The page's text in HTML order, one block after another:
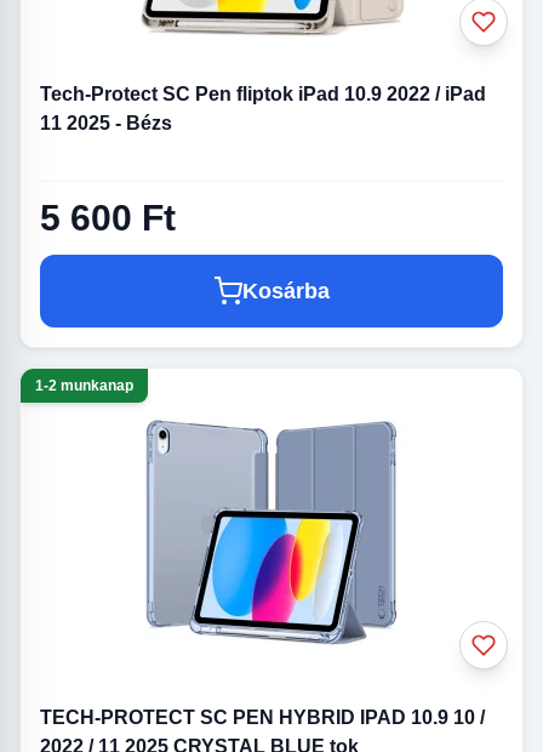
Tech-Protect SC Pen fliptok iPad 10.9 2022 / iPad
11 2025 - Bézs
5 600 Ft
Kosárba
1-2 munkanap
TECH-PROTECT SC PEN HYBRID IPAD 10.9 10 /
2022 / 11 2025 CRYSTAL BLUE tok